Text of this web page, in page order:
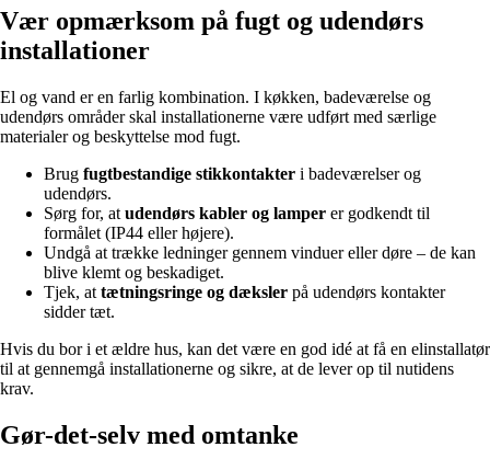
Vær opmærksom på fugt og udendørs
installationer
El og vand er en farlig kombination. I køkken, badeværelse og
udendørs områder skal installationerne være udført med særlige
materialer og beskyttelse mod fugt.
Brug fugtbestandige stikkontakter i badeværelser og
udendørs.
Sørg for, at udendørs kabler og lamper er godkendt til
formålet (IP44 eller højere).
Undgå at trække ledninger gennem vinduer eller døre – de kan
blive klemt og beskadiget.
Tjek, at tætningsringe og dæksler på udendørs kontakter
sidder tæt.
Hvis du bor i et ældre hus, kan det være en god idé at få en elinstallatør
til at gennemgå installationerne og sikre, at de lever op til nutidens
krav.
Gør-det-selv med omtanke